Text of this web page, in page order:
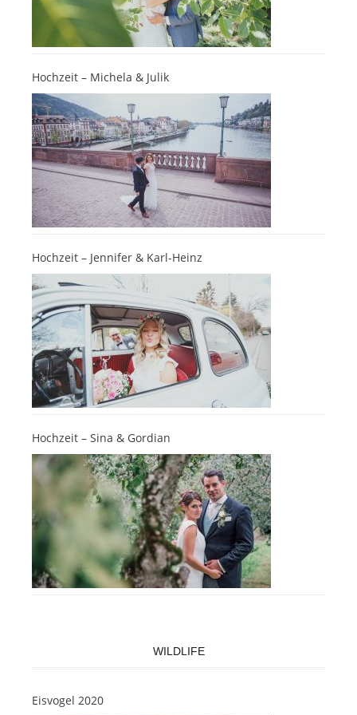
Hochzeit – Michela & Julik
Hochzeit – Jennifer & Karl-Heinz
Hochzeit – Sina & Gordian
WILDLIFE
Eisvogel 2020